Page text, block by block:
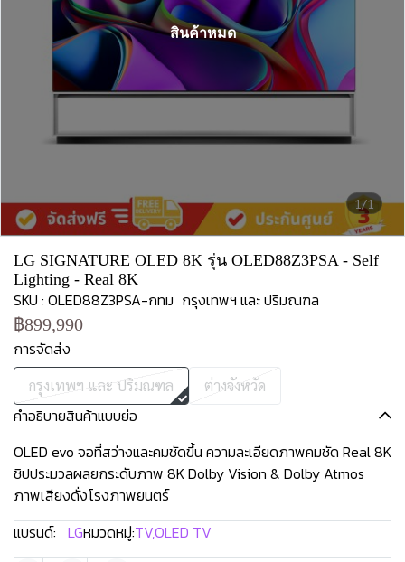
1/1
สินค้าหมด
LG SIGNATURE OLED 8K รุ่น OLED88Z3PSA - Self
Lighting - Real 8K
SKU : OLED88Z3PSA-กทม กรุงเทพฯ และ ปริมณฑล
฿899,990
การจัดส่ง
กรุงเทพฯ และ ปริมณฑล ต่างจังหวัด
คำอธิบายสินค้าแบบย่อ
OLED evo จอที่สว่างและคมชัดขึ้น ความละเอียดภาพคมชัด Real 8K
ชิปประมวลผลยกระดับภาพ 8K Dolby Vision & Dolby Atmos
ภาพเสียงดั่งโรงภาพยนตร์
แบรนด์: LGหมวดหมู่:TV,OLED TV